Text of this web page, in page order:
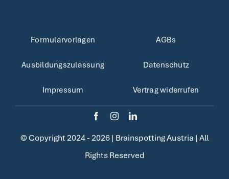
Mein Account
Formularvorlagen
Ausbildungszulassung
Impressum
AGBs
Datenschutz
Vertrag widerrufen
© Copyright 2024 - 2026 | Brainspotting Austria | All
Rights Reserved